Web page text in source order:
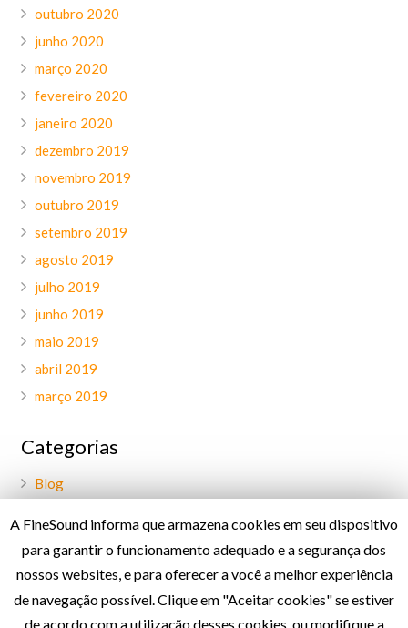
outubro 2020
junho 2020
março 2020
fevereiro 2020
janeiro 2020
dezembro 2019
novembro 2019
outubro 2019
setembro 2019
agosto 2019
julho 2019
junho 2019
maio 2019
abril 2019
março 2019
Categorias
Blog
A FineSound informa que armazena cookies em seu dispositivo
para garantir o funcionamento adequado e a segurança dos
nossos websites, e para oferecer a você a melhor experiência
de navegação possível. Clique em "Aceitar cookies" se estiver
de acordo com a utilização desses cookies, ou modifique a